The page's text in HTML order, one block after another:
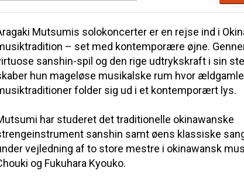
Mutsumis solokoncerter er en rejse ind i
– set med kontemporære øjne.
sanshin-spil og den rige udtrykskraft i sin
hun mageløse musikalske rum hvor ældgamle
folder sig ud i et kontemporært lys.
har studeret det traditionelle okinawanske
sanshin samt øens klassiske
vejledning af to store mestre i okinawansk
og Fukuhara Kyouko.